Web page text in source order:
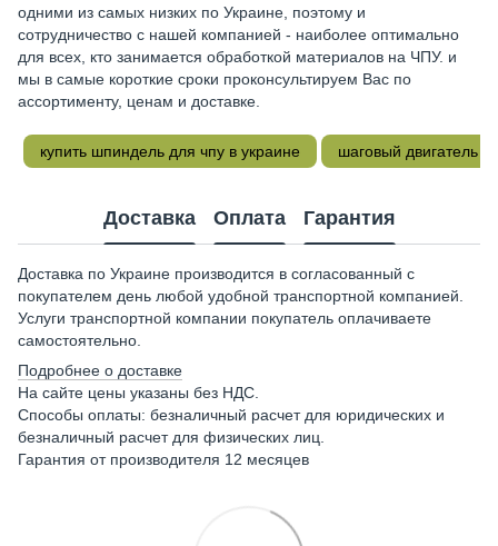
одними из самых низких по Украине, поэтому и
сотрудничество с нашей компанией - наиболее оптимально
для всех, кто занимается обработкой материалов на ЧПУ. и
мы в самые короткие сроки проконсультируем Вас по
ассортименту, ценам и доставке.
купить шпиндель для чпу в украине шаговый двигатель
Доставка Оплата Гарантия
Доставка по Украине производится в согласованный с
покупателем день любой удобной транспортной компанией.
Услуги транспортной компании покупатель оплачиваете
самостоятельно.
Подробнее о доставке
На сайте цены указаны без НДС.
Способы оплаты: безналичный расчет для юридических и
безналичный расчет для физических лиц.
Гарантия от производителя 12 месяцев